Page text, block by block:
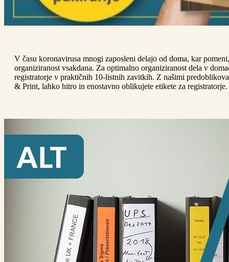
V času koronavirusa mnogi zaposleni delajo od doma, kar
organiziranost vsakdana. Za optimalno organiziranost dela v
registratorje v praktičnih 10-listnih zavitkih. Z našimi
& Print, lahko hitro in enostavno oblikujete etikete za